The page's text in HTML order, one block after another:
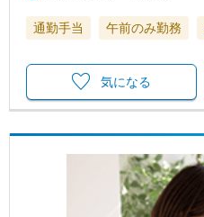
通勤手当 午前のみ勤務
気になる